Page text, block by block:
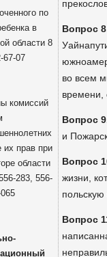
по
в
области 8
67-07
комиссий
их прав при
области
283, 556-
Вопрос 8
во всем
времени,
Вопрос
и
Вопрос
жизни,
польскую
Вопрос